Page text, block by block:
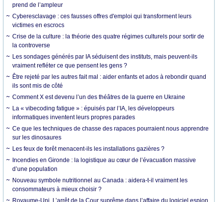
prend de l’ampleur
Cyberesclavage : ces fausses offres d'emploi qui transforment leurs
victimes en escrocs
Crise de la culture : la théorie des quatre régimes culturels pour sortir de
la controverse
Les sondages générés par IA séduisent des instituts, mais peuvent-ils
vraiment refléter ce que pensent les gens ?
Être rejeté par les autres fait mal : aider enfants et ados à rebondir quand
ils sont mis de côté
Comment X est devenu l’un des théâtres de la guerre en Ukraine
La « vibecoding fatigue » : épuisés par l’IA, les développeurs
informatiques inventent leurs propres parades
Ce que les techniques de chasse des rapaces pourraient nous apprendre
sur les dinosaures
Les feux de forêt menacent-ils les installations gazières ?
Incendies en Gironde : la logistique au cœur de l’évacuation massive
d’une population
Nouveau symbole nutritionnel au Canada : aidera-t-il vraiment les
consommateurs à mieux choisir ?
Royaume-Uni. L’arrêt de la Cour suprême dans l’affaire du logiciel espion